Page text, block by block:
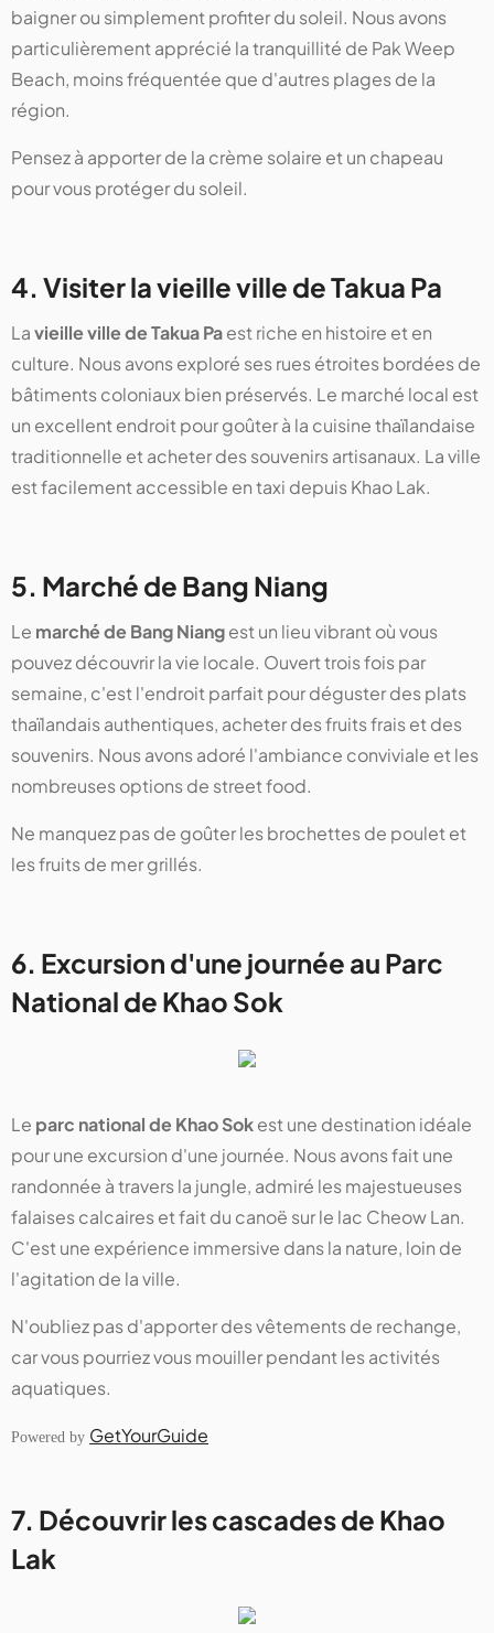
baigner ou simplement profiter du soleil. Nous avons
particulièrement apprécié la tranquillité de Pak Weep
Beach, moins fréquentée que d'autres plages de la
région.
Pensez à apporter de la crème solaire et un chapeau
pour vous protéger du soleil.
4. Visiter la vieille ville de Takua Pa
Lavieille ville de Takua Paest riche en histoire et en
culture. Nous avons exploré ses rues étroites bordées de
bâtiments coloniaux bien préservés. Le marché local est
un excellent endroit pour goûter à la cuisine thaïlandaise
traditionnelle et acheter des souvenirs artisanaux. La ville
est facilement accessible en taxi depuis Khao Lak.
5. Marché de Bang Niang
Le marché de Bang Niangest un lieu vibrant où vous
pouvez découvrir la vie locale. Ouvert trois fois par
semaine, c'est l'endroit parfait pour déguster des plats
thaïlandais authentiques, acheter des fruits frais et des
souvenirs. Nous avons adoré l'ambiance conviviale et les
nombreuses options de street food.
Ne manquez pas de goûter les brochettes de poulet et
les fruits de mer grillés.
6. Excursion d'une journée au Parc
National de Khao Sok
Le parc national de Khao Sokest une destination idéale
pour une excursion d'une journée. Nous avons fait une
randonnée à travers la jungle, admiré les majestueuses
falaises calcaires et fait du canoë sur le lac Cheow Lan.
C'est une expérience immersive dans la nature, loin de
l'agitation de la ville.
N'oubliez pas d'apporter des vêtements de rechange,
car vous pourriez vous mouiller pendant les activités
aquatiques.
Powered by GetYourGuide
7. Découvrir les cascades de Khao
Lak